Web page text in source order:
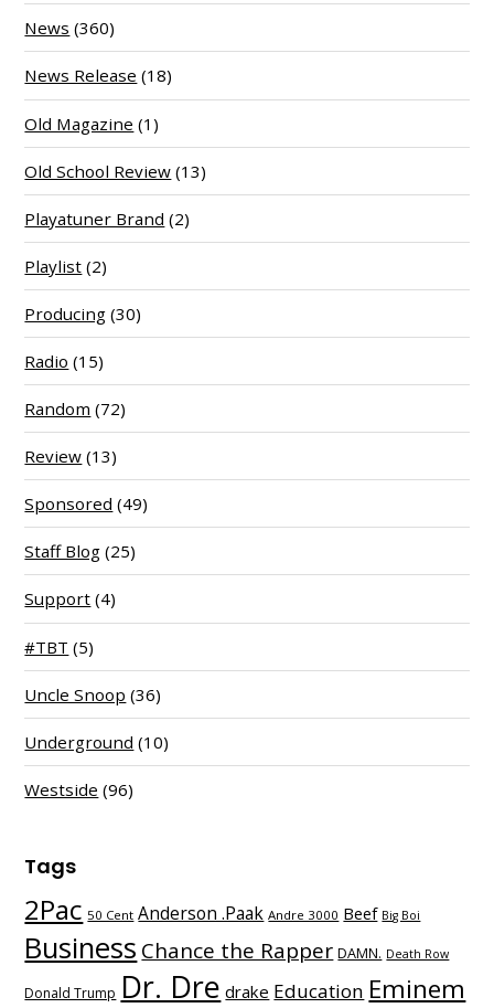
News (360)
News Release (18)
Old Magazine (1)
Old School Review (13)
Playatuner Brand (2)
Playlist (2)
Producing (30)
Radio (15)
Random (72)
Review (13)
Sponsored (49)
Staff Blog (25)
Support (4)
#TBT (5)
Uncle Snoop (36)
Underground (10)
Westside (96)
Tags
2Pac 50 Cent Anderson .Paak Andre 3000 Beef Big Boi
Business Chance the Rapper DAMN. Death Row
Donald Trump Dr. Dre drake Education Eminem